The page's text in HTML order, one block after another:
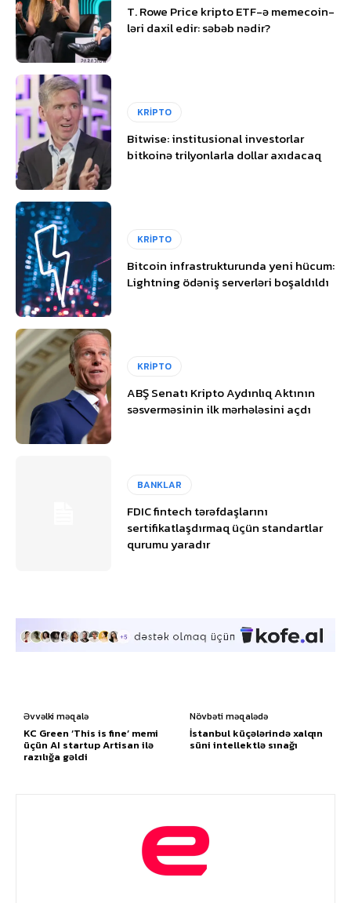
T. Rowe Price kripto ETF-ə memecoin-
ləri daxil edir: səbəb nədir?
KRİPTO
Bitwise: institusional investorlar
bitkoinə trilyonlarla dollar axıdacaq
KRİPTO
Bitcoin infrastrukturunda yeni hücum:
Lightning ödəniş serverləri boşaldıldı
KRİPTO
ABŞ Senatı Kripto Aydınlıq Aktının
səsverməsinin ilk mərhələsini açdı
BANKLAR
FDIC fintech tərəfdaşlarını
sertifikatlaşdırmaq üçün standartlar
qurumu yaradır
Əvvəlki məqalə
KC Green ‘This is fine’ memi
üçün AI startup Artisan ilə
razılığa gəldi
Növbəti məqalədə
İstanbul küçələrində xalqın
süni intellektlə sınağı